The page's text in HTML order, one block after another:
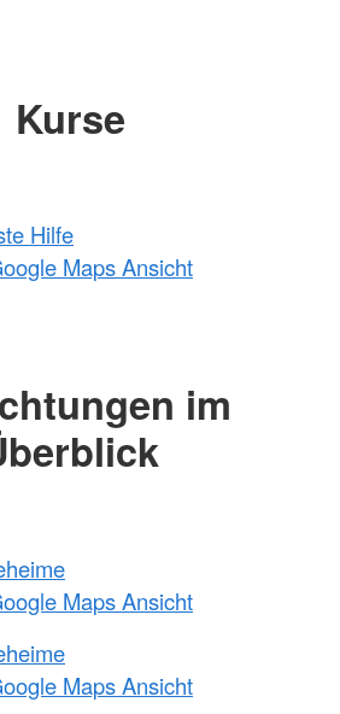
Kurse
Hilfe
Maps Ansicht
im
Maps Ansicht
Maps Ansicht